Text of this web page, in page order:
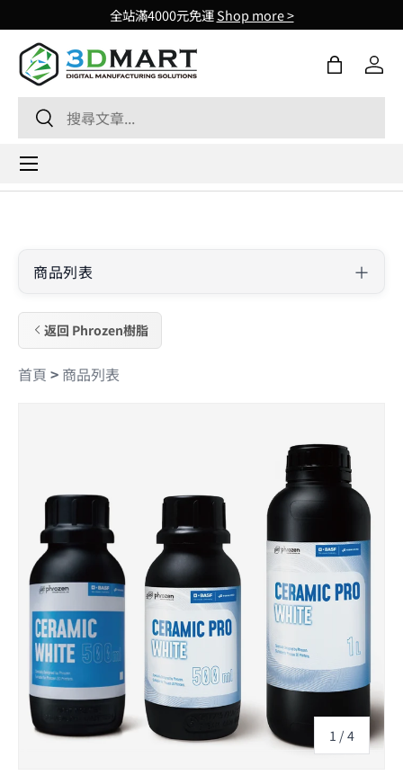
Skip to content
全站滿4000元免運Shop more >
Search
Search
購物袋登入
Menu
商品列表
返回 Phrozen樹脂
首頁 > 商品列表
1 / 的
4